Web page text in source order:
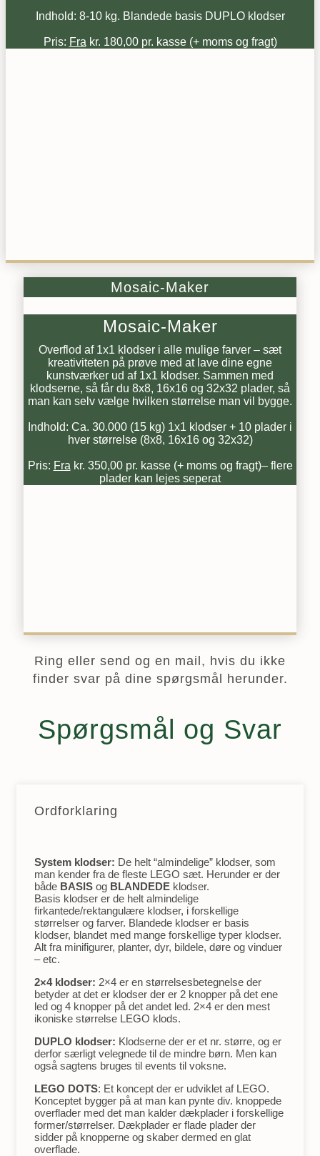
Indhold: 8-10 kg. Blandede basis DUPLO klodser
Pris: Fra kr. 180,00 pr. kasse (+ moms og fragt)
Mosaic-Maker
Mosaic-Maker
Overflod af 1x1 klodser i alle mulige farver – sæt
kreativiteten på prøve med at lave dine egne
kunstværker ud af 1x1 klodser. Sammen med
klodserne, så får du 8x8, 16x16 og 32x32 plader, så
man kan selv vælge hvilken størrelse man vil bygge.
Indhold: Ca. 30.000 (15 kg) 1x1 klodser + 10 plader i
hver størrelse (8x8, 16x16 og 32x32)
Pris: Fra kr. 350,00 pr. kasse (+ moms og fragt)– flere
plader kan lejes seperat
Ring eller send og en mail, hvis du ikke
finder svar på dine spørgsmål herunder.
Spørgsmål og Svar
Ordforklaring
System klodser: De helt “almindelige” klodser, som
man kender fra de fleste LEGO sæt. Herunder er der
både BASIS og BLANDEDE klodser.
Basis klodser er de helt almindelige
firkantede/rektangulære klodser, i forskellige
størrelser og farver. Blandede klodser er basis
klodser, blandet med mange forskellige typer klodser.
Alt fra minifigurer, planter, dyr, bildele, døre og vinduer
– etc.
2×4 klodser: 2×4 er en størrelsesbetegnelse der
betyder at det er klodser der er 2 knopper på det ene
led og 4 knopper på det andet led. 2×4 er den mest
ikoniske størrelse LEGO klods.
DUPLO klodser: Klodserne der er et nr. større, og er
derfor særligt velegnede til de mindre børn. Men kan
også sagtens bruges til events til voksne.
LEGO DOTS: Et koncept der er udviklet af LEGO.
Konceptet bygger på at man kan pynte div. knoppede
overflader med det man kalder dækplader i forskellige
former/størrelser. Dækplader er flade plader der
sidder på knopperne og skaber dermed en glat
overflade.